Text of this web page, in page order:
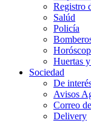
Registro
Salúd
Policía
Huertas
Sociedad
De
Avisos
Correo
Delivery